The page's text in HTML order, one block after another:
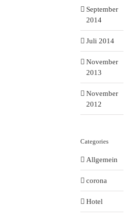
September
2014
Juli 2014
November
2013
November
2012
Categories
Allgemein
corona
Hotel